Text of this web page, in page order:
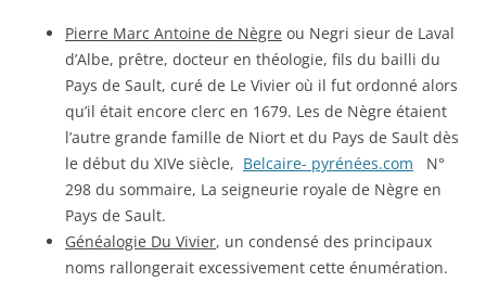
Pierre Marc Antoine de Nègre ou Negri sieur de Laval
d’Albe, prêtre, docteur en théologie, fils du bailli du
Pays de Sault, curé de Le Vivier où il fut ordonné alors
qu’il était encore clerc en 1679. Les de Nègre étaient
l’autre grande famille de Niort et du Pays de Sault dès
le début du XIVe siècle, Belcaire- pyrénées.com N°
298 du sommaire, La seigneurie royale de Nègre en
Pays de Sault.
Généalogie Du Vivier, un condensé des principaux
noms rallongerait excessivement cette énumération.